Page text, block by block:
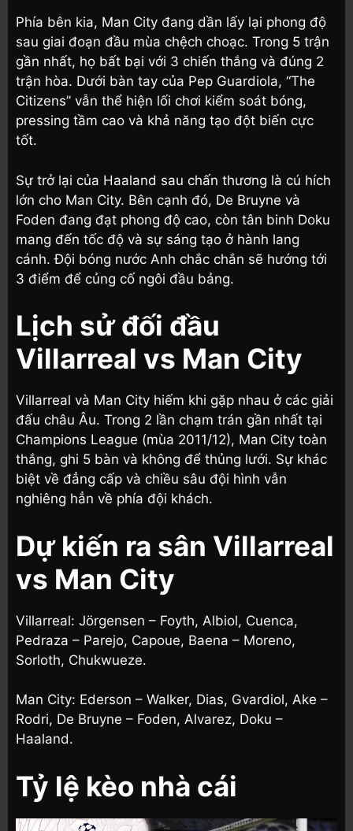
Phía bên kia, Man City đang dần lấy lại phong độ
sau giai đoạn đầu mùa chệch choạc. Trong 5 trận
gần nhất, họ bất bại với 3 chiến thắng và đúng 2
trận hòa. Dưới bàn tay của Pep Guardiola, “The
Citizens” vẫn thể hiện lối chơi kiểm soát bóng,
pressing tầm cao và khả năng tạo đột biến cực
tốt.
Sự trở lại của Haaland sau chấn thương là cú hích
lớn cho Man City. Bên cạnh đó, De Bruyne và
Foden đang đạt phong độ cao, còn tân binh Doku
mang đến tốc độ và sự sáng tạo ở hành lang
cánh. Đội bóng nước Anh chắc chắn sẽ hướng tới
3 điểm để củng cố ngôi đầu bảng.
Lịch sử đối đầu
Villarreal vs Man City
Villarreal và Man City hiếm khi gặp nhau ở các giải
đấu châu Âu. Trong 2 lần chạm trán gần nhất tại
Champions League (mùa 2011/12), Man City toàn
thắng, ghi 5 bàn và không để thủng lưới. Sự khác
biệt về đẳng cấp và chiều sâu đội hình vẫn
nghiêng hẳn về phía đội khách.
Dự kiến ra sân Villarreal
vs Man City
Villarreal: Jörgensen – Foyth, Albiol, Cuenca,
Pedraza – Parejo, Capoue, Baena – Moreno,
Sorloth, Chukwueze.
Man City: Ederson – Walker, Dias, Gvardiol, Ake –
Rodri, De Bruyne – Foden, Alvarez, Doku –
Haaland.
Tỷ lệ kèo nhà cái